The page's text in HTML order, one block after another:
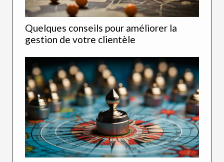
Quelques conseils pour améliorer la
gestion de votre clientèle